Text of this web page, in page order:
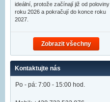
ideální, protože začínají již od poloviny
roku 2026 a pokračují do konce roku
2027.
Zobrazit všechny
Kontaktujte nás
Po - pá: 7:00 - 15:00 hod.